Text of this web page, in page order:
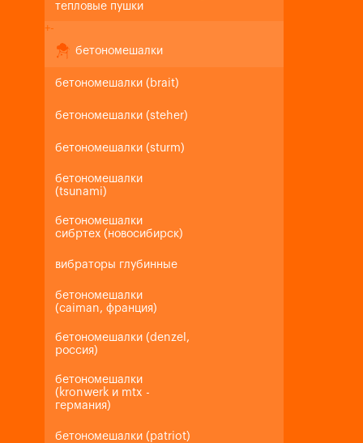
тепловые пушки
+-
бетономешалки
бетономешалки (brait)
бетономешалки (steher)
бетономешалки (sturm)
бетономешалки
(tsunami)
бетономешалки
сибртех (новосибирск)
вибраторы глубинные
бетономешалки
(caiman, франция)
бетономешалки (denzel,
россия)
бетономешалки
(kronwerk и mtx -
германия)
бетономешалки (patriot)